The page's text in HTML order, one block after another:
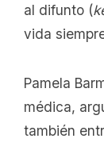
al difunto (
vida
Pamela
médica,
también